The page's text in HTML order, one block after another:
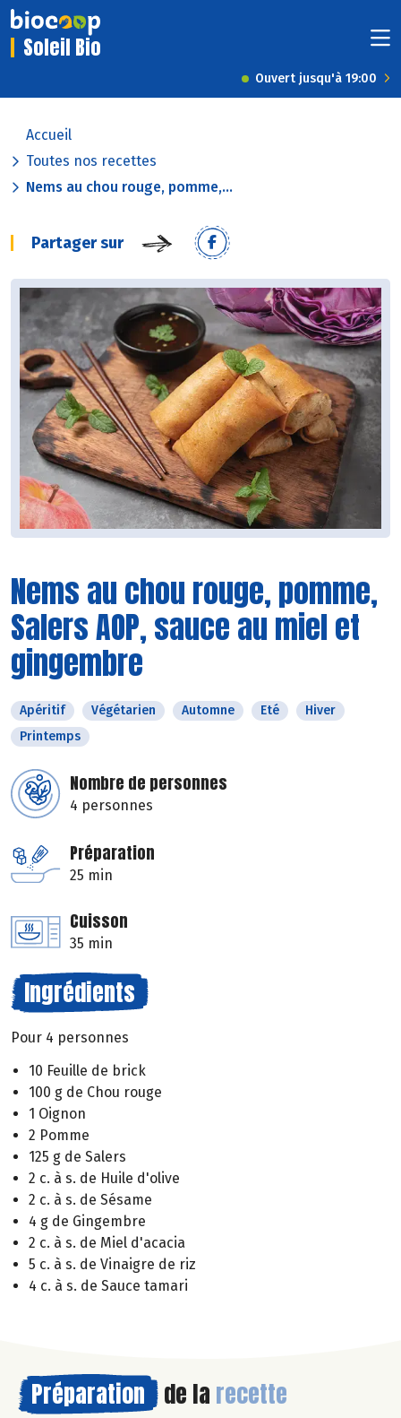
Soleil Bio
Ouvert jusqu'à 19:00
Accueil
Toutes nos recettes
Nems au chou rouge, pomme,...
Partager sur
Nems au chou rouge, pomme,
Salers AOP, sauce au miel et
gingembre
Apéritif Végétarien Automne Eté
Hiver
Printemps
Nombre de personnes
4 personnes
Préparation
25 min
Cuisson
35 min
Ingrédients
Pour 4 personnes
10 Feuille de brick
100 g de Chou rouge
1 Oignon
2 Pomme
125 g de Salers
2 c. à s. de Huile d'olive
2 c. à s. de Sésame
4 g de Gingembre
2 c. à s. de Miel d'acacia
5 c. à s. de Vinaigre de riz
4 c. à s. de Sauce tamari
Préparation de la recette